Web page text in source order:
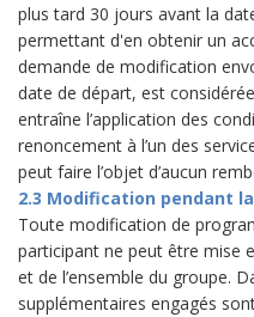
plus tard 30 jours avant la
permettant d'en obtenir un
demande de modification
date de départ, est
entraîne l’application des
renoncement à l’un des
peut faire l’objet d’aucun
2.3 Modification pendant
Toute modification de
participant ne peut être mise
et de l’ensemble du groupe.
supplémentaires engagés